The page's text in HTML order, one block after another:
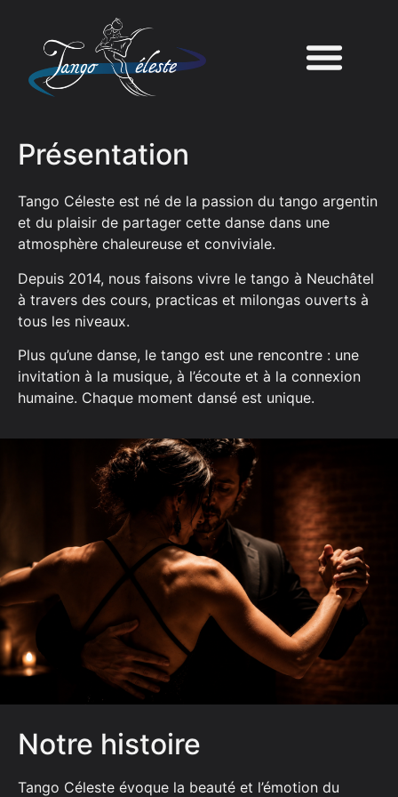
Présentation
Tango Céleste est né de la passion du tango argentin
et du plaisir de partager cette danse dans une
atmosphère chaleureuse et conviviale.
Depuis 2014, nous faisons vivre le tango à Neuchâtel
à travers des cours, practicas et milongas ouverts à
tous les niveaux.
Plus qu’une danse, le tango est une rencontre : une
invitation à la musique, à l’écoute et à la connexion
humaine. Chaque moment dansé est unique.
Notre histoire
Tango Céleste évoque la beauté et l’émotion du